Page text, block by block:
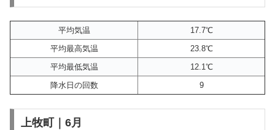
平均気温
17.7℃
平均最高気温
23.8℃
平均最低気温
12.1℃
降水日の回数
9
上牧町｜6月